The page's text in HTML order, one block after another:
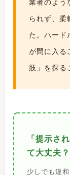
業者のよう
られず、柔
た。ハード
が間に入る
肢」を探る
「提示さ
て大丈夫？
少しでも違